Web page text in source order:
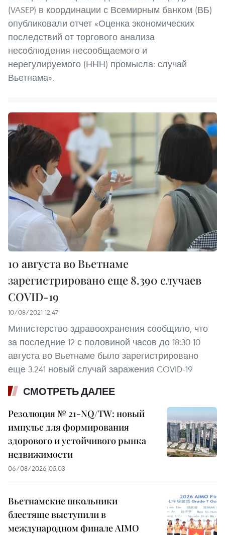
(VASEP) в координации с Всемирным банком (ВБ)
опубликовали отчет «Оценка экономических
последствий от торгового анализа
несоблюдения несообщаемого и
нерегулируемого (ННН) промысла: случай
Вьетнама».
10 августа во Вьетнаме
зарегистрировано еще 8.390 случаев
COVID-19
10/08/2021 12:47
Министерство здравоохранения сообщило, что
за последние 12 с половиной часов до 18:30 10
августа во Вьетнаме было зарегистрировано
еще 3.241 новый случай заражения COVID-19
СМОТРЕТЬ ДАЛЕЕ
Резолюция № 21-NQ/TW: новый
импульс для формирования
здорового и устойчивого рынка
недвижимости
06/08/2026 05:03
Вьетнамские школьники
блестяще выступили в
международном финале AIMO